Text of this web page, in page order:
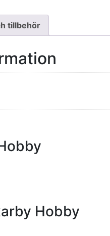
tillbehör
Hobby